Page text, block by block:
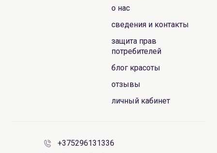
о нас
сведения и контакты
защита прав
потребителей
блог красоты
отзывы
личный кабинет
+375296131336